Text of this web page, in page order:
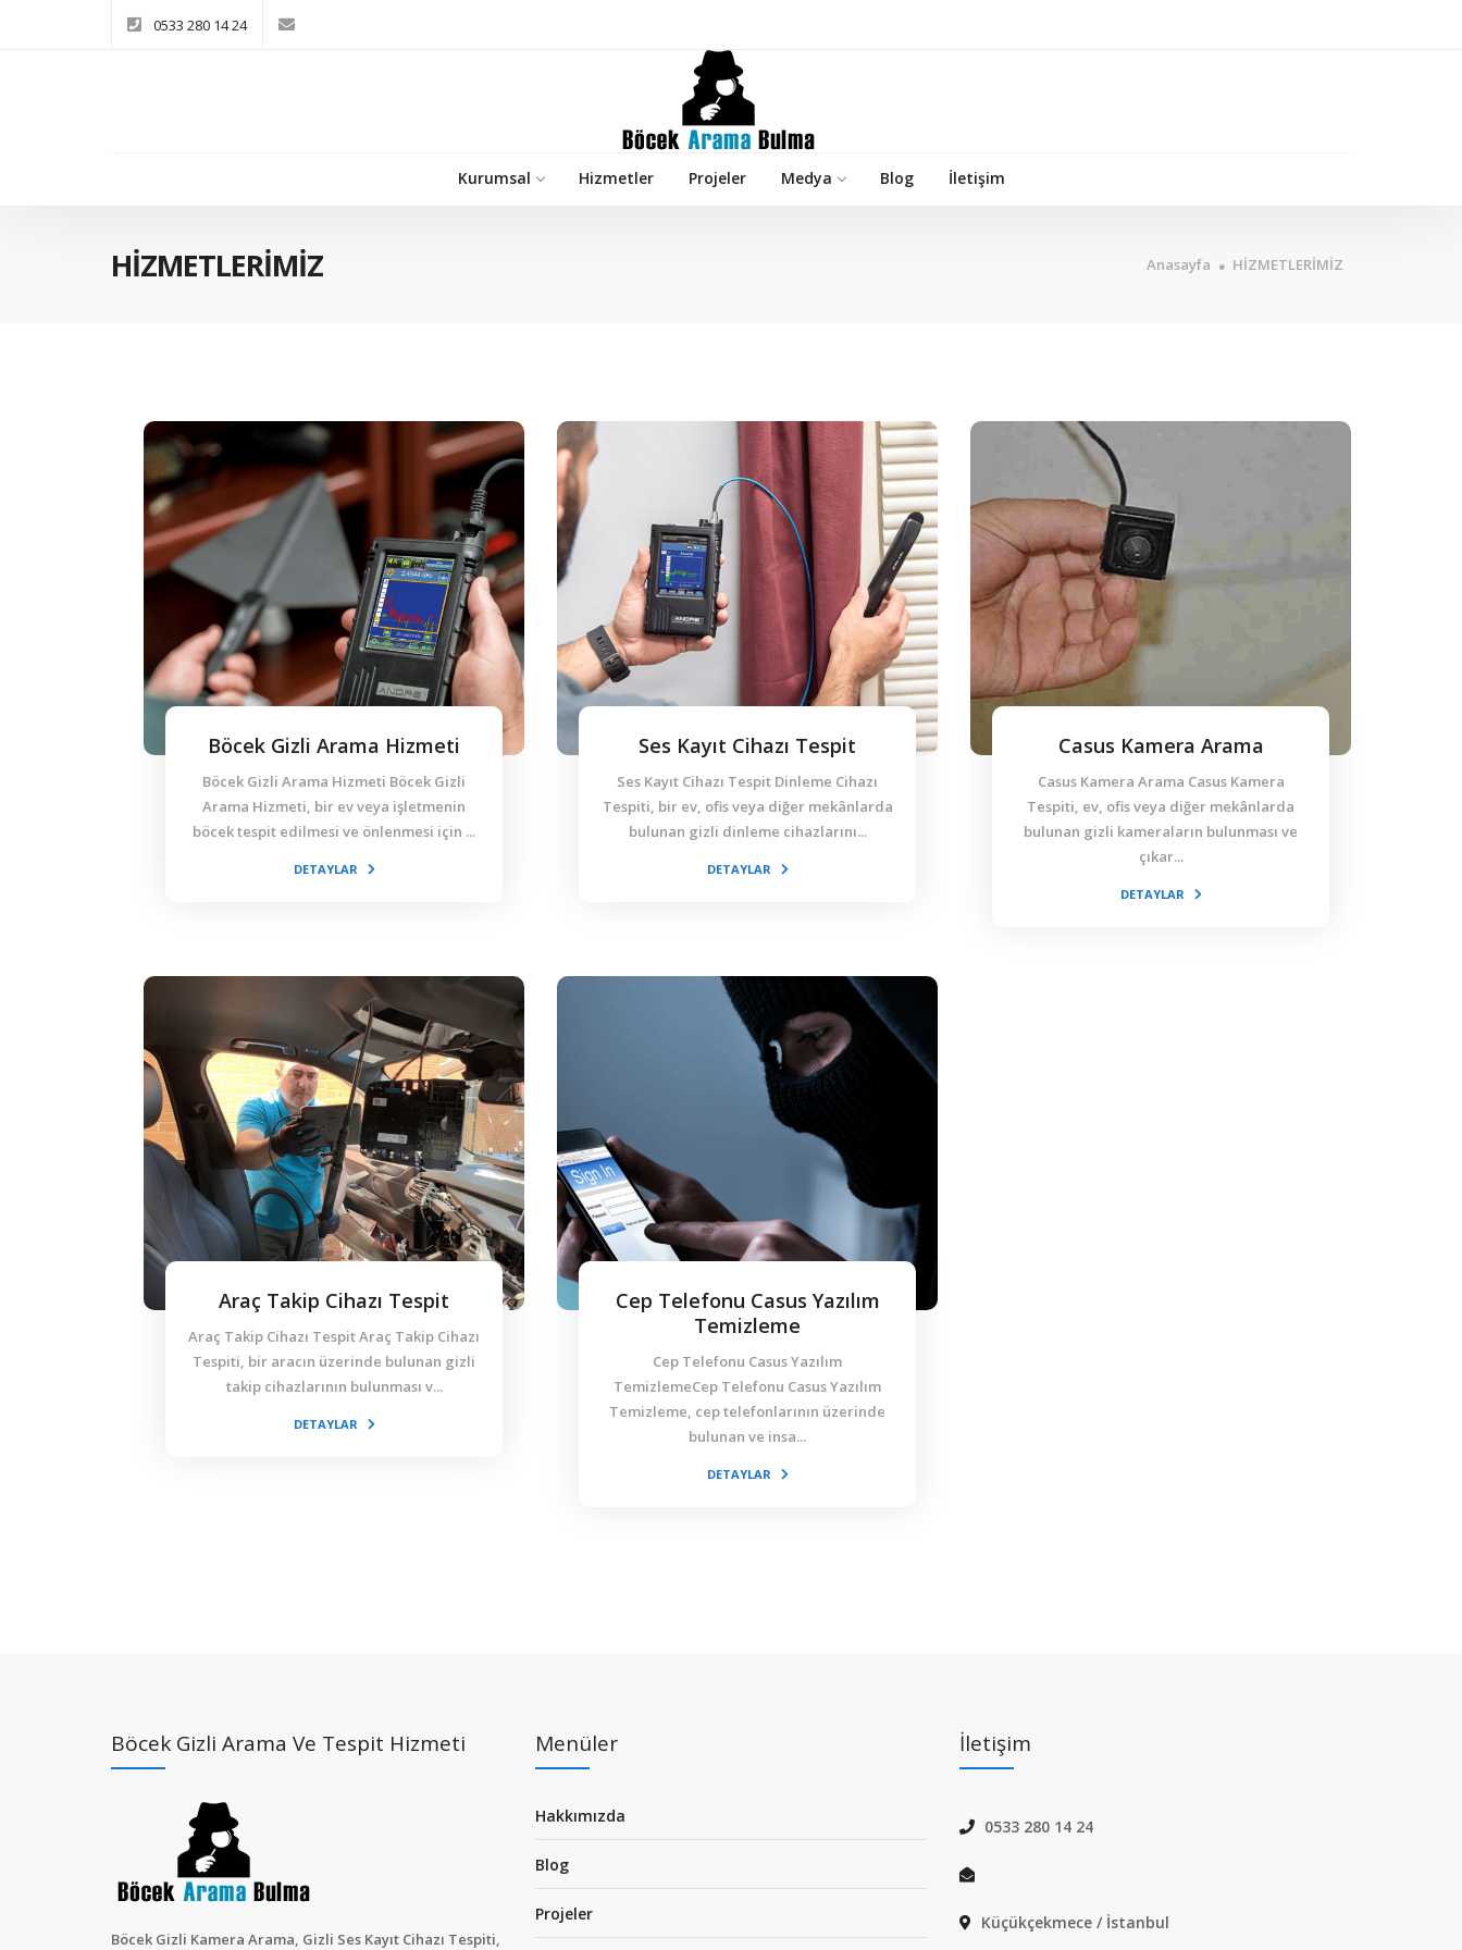
0533 280 14 24
Kurumsal Hizmetler Projeler Medya Blog İletişim
HİZMETLERİMİZ Anasayfa HİZMETLERİMİZ
Böcek Gizli Arama Hizmeti
Böcek Gizli Arama Hizmeti Böcek Gizli
Arama Hizmeti, bir ev veya işletmenin
böcek tespit edilmesi ve önlenmesi için ...
DETAYLAR
Ses Kayıt Cihazı Tespit
Ses Kayıt Cihazı Tespit Dinleme Cihazı
Tespiti, bir ev, ofis veya diğer mekânlarda
bulunan gizli dinleme cihazlarını...
DETAYLAR
Casus Kamera Arama
Casus Kamera Arama Casus Kamera
Tespiti, ev, ofis veya diğer mekânlarda
bulunan gizli kameraların bulunması ve
çıkar...
DETAYLAR
Araç Takip Cihazı Tespit
Araç Takip Cihazı Tespit Araç Takip Cihazı
Tespiti, bir aracın üzerinde bulunan gizli
takip cihazlarının bulunması v...
DETAYLAR
Cep Telefonu Casus Yazılım
Temizleme
Cep Telefonu Casus Yazılım
TemizlemeCep Telefonu Casus Yazılım
Temizleme, cep telefonlarının üzerinde
bulunan ve insa...
DETAYLAR
Böcek Gizli Arama Ve Tespit Hizmeti
Böcek Gizli Kamera Arama, Gizli Ses Kayıt Cihazı Tespiti,
Menüler
Hakkımızda
Blog
Projeler
İletişim
0533 280 14 24
Küçükçekmece / İstanbul